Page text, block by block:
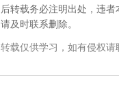
后转载务必注明出处，违
请及时联系删除。
转载仅供学习，如有侵权